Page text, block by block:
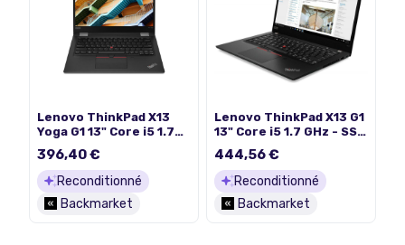
Lenovo ThinkPad X13
Yoga G1 13" Core i5 1.7
Go QWERTY - Anglais
396,40 €
Reconditionné
Backmarket
Lenovo ThinkPad X13 G1
13" Core i5 1.7 GHz - SSD
Portugais
444,56 €
Reconditionné
Backmarket